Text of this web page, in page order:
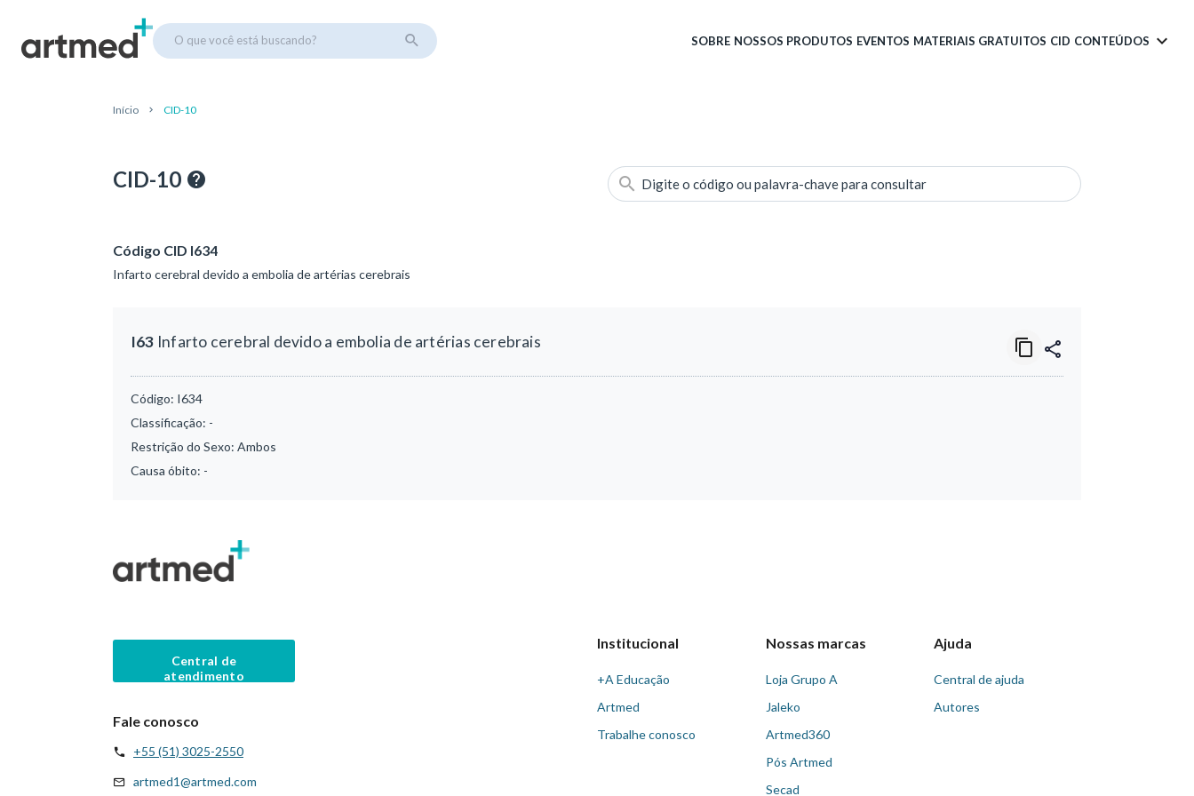
O que você está buscando? SOBRE NOSSOS PRODUTOS EVENTOS MATERIAIS GRATUITOS CID CONTEÚDOS
Início CID-10
CID-10 Digite o código ou palavra-chave para consultar
Código CID I634
Infarto cerebral devido a embolia de artérias cerebrais
I63 Infarto cerebral devido a embolia de artérias cerebrais
Código: I634
Classificação: -
Restrição do Sexo: Ambos
Causa óbito: -
Central de
atendimento
Fale conosco
+55 (51) 3025-2550
artmed1@artmed.com
Institucional
+A Educação
Artmed
Trabalhe conosco
Nossas marcas
Loja Grupo A
Jaleko
Artmed360
Pós Artmed
Secad
Ajuda
Central de ajuda
Autores